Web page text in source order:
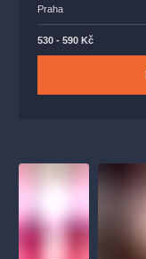
Praha
530 - 590 Kč